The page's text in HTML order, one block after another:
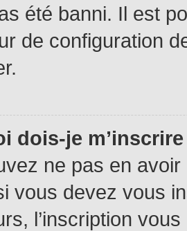
été banni. Il est
de configuration
dois-je
ne pas en
vous devez vous
l’inscription